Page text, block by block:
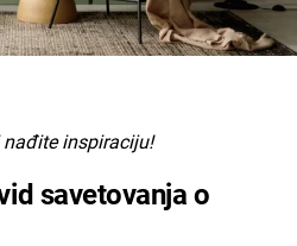
nađite inspiraciju!
savetovanja o